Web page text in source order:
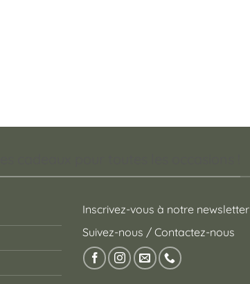
Inscrivez-vous à notre newsletter
Suivez-nous / Contactez-nous